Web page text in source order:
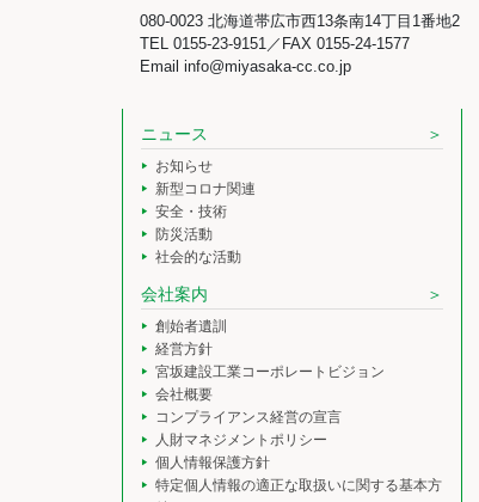
080-0023 北海道帯広市西13条南14丁目1番地2
TEL 0155-23-9151／FAX 0155-24-1577
Email info@miyasaka-cc.co.jp
ニュース
お知らせ
新型コロナ関連
安全・技術
防災活動
社会的な活動
会社案内
創始者遺訓
経営方針
宮坂建設工業コーポレートビジョン
会社概要
コンプライアンス経営の宣言
人財マネジメントポリシー
個人情報保護方針
特定個人情報の適正な取扱いに関する基本方